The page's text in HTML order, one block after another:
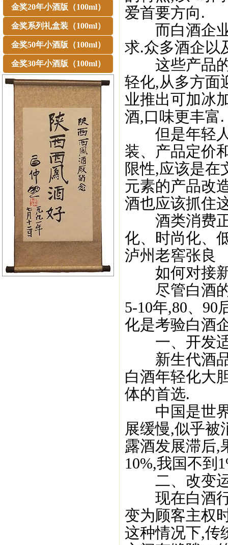
金奖20年小酒版（100ml）
金奖系列礼盒装（100ml）
金奖50年小酒版（100ml）
金奖30年小酒版（100ml）
爱首要方向.
而白酒企业
求.众多酒企以
这些产品的
轻化,从多方面
业推出可加冰
酒,口味更丰富.
但是年轻人
装、产品定价
限性,应该是在
元素的产品改
酒也应该抓住
酒类消费正
化、时尚化、
泸州老窖张良
如何对接
尽管白酒的
5-10年,80、
化是考验白酒
一、开发适
新生代酒品
白酒年轻化大
体的首选.
中国是世界
展缓慢,似乎被
露酒发展滞后,
10%,我国不到
二、改变运
现在白酒行
变为顾客主权
这种情况下,传